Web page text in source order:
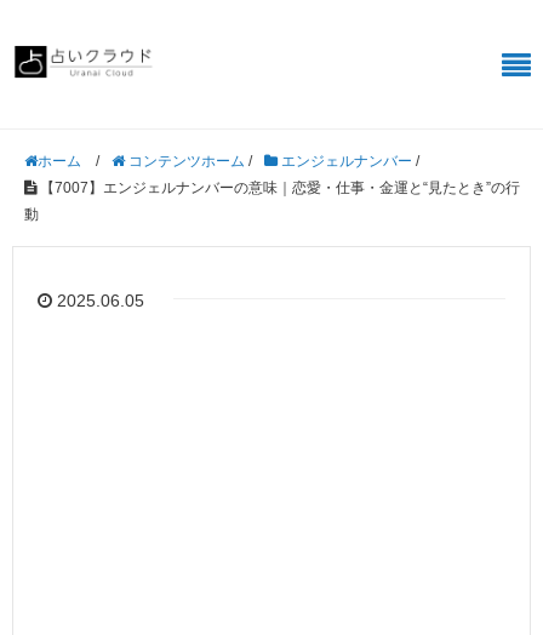
ホーム / コンテンツホーム / エンジェルナンバー /
【7007】エンジェルナンバーの意味｜恋愛・仕事・金運と“見たとき”の行
動
2025.06.05